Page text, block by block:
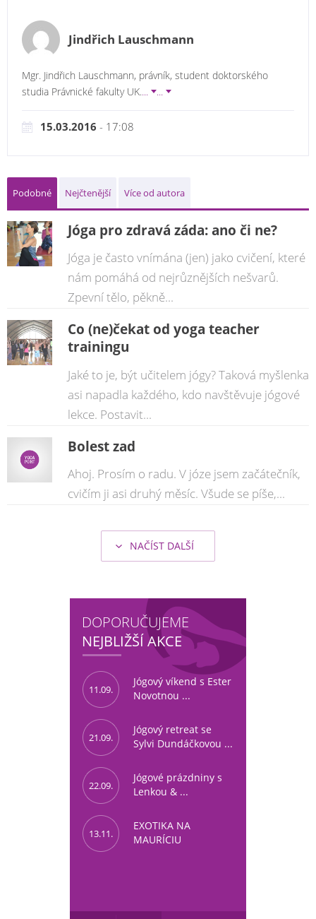
Jindřich Lauschmann
Mgr. Jindřich Lauschmann, právník, student doktorského
studia Právnické fakulty UK.... ...
15.03.2016 - 17:08
Podobné Nejčtenější Více od autora
Jóga pro zdravá záda: ano či ne?
Jóga je často vnímána (jen) jako cvičení, které
nám pomáhá od nejrůznějších nešvarů.
Zpevní tělo, pěkně...
Co (ne)čekat od yoga teacher
trainingu
Jaké to je, být učitelem jógy? Taková myšlenka
asi napadla každého, kdo navštěvuje jógové
lekce. Postavit...
Bolest zad
Ahoj. Prosím o radu. V józe jsem začátečník,
cvičím ji asi druhý měsíc. Všude se píše,...
NAČÍST DALŠÍ
DOPORUČUJEME
NEJBLIŽŠÍ AKCE
11.09.
Jógový víkend s Ester
Novotnou ...
21.09.
Jógový retreat se
Sylvi Dundáčkovou ...
22.09.
Jógové prázdniny s
Lenkou & ...
13.11.
EXOTIKA NA
MAURÍCIU